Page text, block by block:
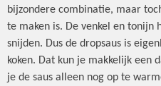
bijzondere combinatie, maar
te maken is. De venkel en tonijn
snijden. Dus de dropsaus is
koken. Dat kun je makkelijk een
je de saus alleen nog op te